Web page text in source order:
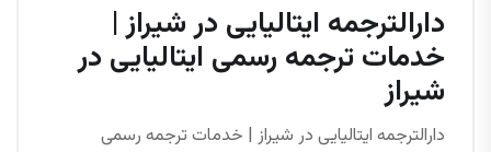
دارالترجمه ایتالیایی در شیراز |
خدمات ترجمه رسمی ایتالیایی در
شیراز
دارالترجمه ایتالیایی در شیراز | خدمات ترجمه رسمی